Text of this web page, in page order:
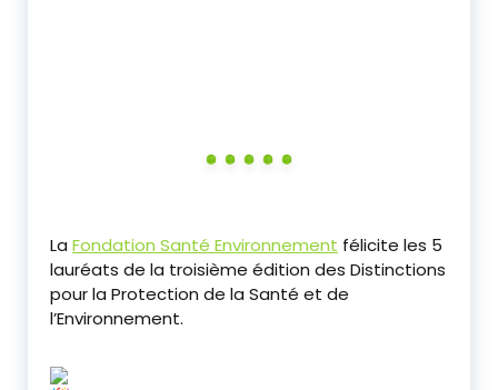
‎La Fondation Santé Environnement félicite les 5
lauréats de la troisième édition des Distinctions
pour la Protection de la Santé et de
l’Environnement.